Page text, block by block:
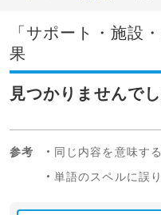
「サポート・施設
果
見つかりませんでし
参考
同じ内容を意味す
単語のスペルに誤